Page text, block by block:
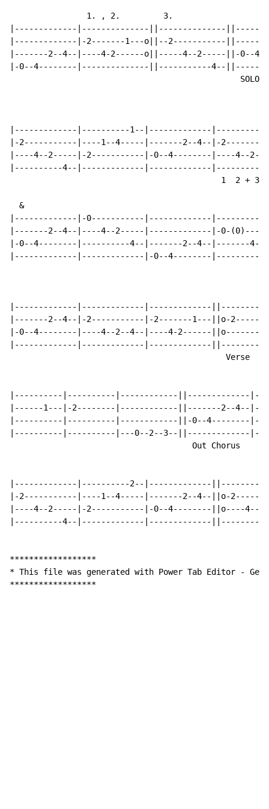
                1. , 2.         3.
|-------------|--------------||--------------
|-------------|-2-------1---o||--2-----------
|-------2--4--|----4-2------o||-----4--2-----||-0--
|-0--4--------|--------------||-----------4--
                                                SOLO
|-------------|----------1--|-------------
|-2-----------|----1--4-----|-------2--4--|-
|----4--2-----|-2-----------|-0--4--------|----4--
|----------4--|-------------|-------------
                                            1  2 + 3 +
  &
|-------------|-0-----------|-------------
|-------2--4--|----4--2-----|-------------|-0-
|-0--4--------|----------4--|-------2--4--|-------
|-------------|-------------|-0--4--------
|-------------|-------------|-------------
|-------2--4--|-2-----------|-2-------1---||o-
|-0--4--------|----4--2--4--|----4-2------
|-------------|-------------|-------------
                                             Verse
|----------|----------|------------||-------------|-
|------1---|-2--------|------------||-------2--4--
|----------|----------|------------||-0--4--------
|----------|----------|---0--2--3--||-------------
                                      Out Chorus
|-------------|----------2--|-------------
|-2-----------|----1--4-----|-------2--4--||o-
|----4--2-----|-2-----------|-0--4--------||o----4--
|----------4--|-------------|-------------
******************
* This file was generated with Power Tab Editor -
******************